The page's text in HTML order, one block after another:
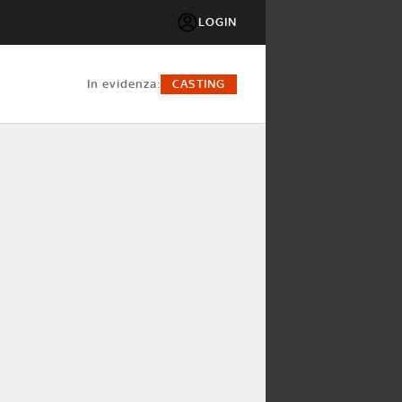
LOGIN
in evidenza: CASTING